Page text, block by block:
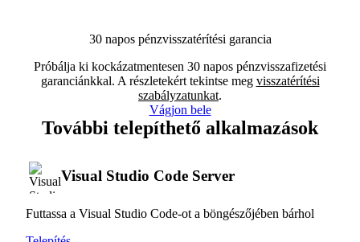
30 napos pénzvisszatérítési garancia
Próbálja ki kockázatmentesen 30 napos pénzvisszafizetési
garanciánkkal. A részletekért tekintse meg visszatérítési
szabályzatunkat.
Vágjon bele
További telepíthető alkalmazások
Visual Studio Code Server
Futtassa a Visual Studio Code-ot a böngészőjében bárhol